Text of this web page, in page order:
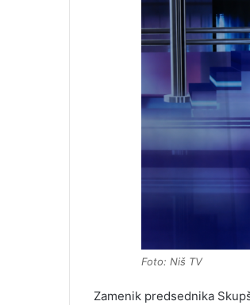
Foto: Niš TV
Zamenik predsednika